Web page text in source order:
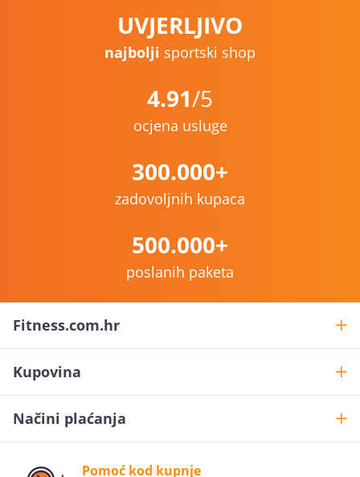
UVJERLJIVO
najbolji sportski shop
4.91/5
ocjena usluge
300.000+
zadovoljnih kupaca
500.000+
poslanih paketa
Fitness.com.hr
Kupovina
Načini plaćanja
Pomoć kod kupnje